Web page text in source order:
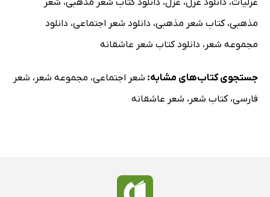
غزلیات، دانلود غزل، غزل، دانلود کتاب شعر مذهبی، شعر
مذهبی،کتاب شعر مذهبی، دانلود شعر اجتماعی، دانلود
مجموعه شعر ، دانلود کتاب شعر عاشقانه
جستجوی کتاب‌های مشابه: شعر اجتماعی، مجموعه شعر ، شعر
فارسی،کتاب شعر ، شعر عاشقانه